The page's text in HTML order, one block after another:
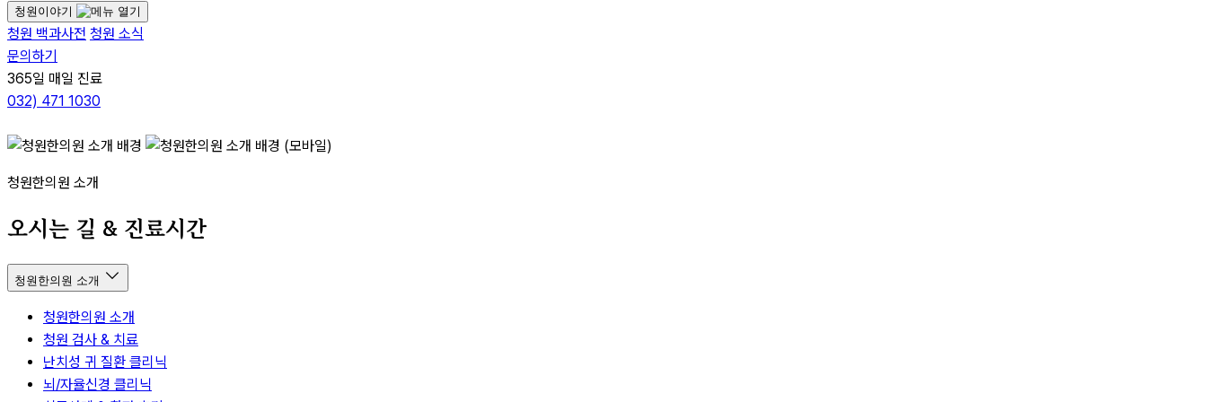
청원이야기
청원 백과사전 청원 소식
문의하기
365일 매일 진료
032) 471 1030
청원한의원 소개
오시는 길 & 진료시간
청원한의원 소개
청원한의원 소개
청원 검사 & 치료
난치성 귀 질환 클리닉
뇌/자율신경 클리닉